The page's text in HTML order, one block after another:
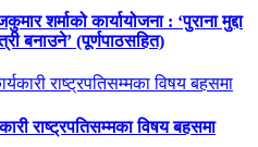
शर्माको कार्यायोजना : ‘पुराना मुद्दा
बनाउने’ (पूर्णपाठसहित)
राष्ट्रपतिसम्मका विषय बहसमा